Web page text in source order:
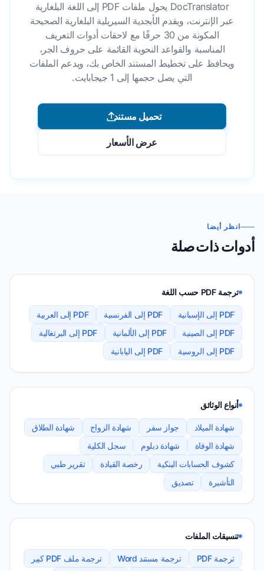
DocTranslator يحول ملفات PDF إلى اللغة البلغارية
عبر الإنترنت، ويقدم الأبجدية السيريلية البلغارية الصحيحة
المكونة من 30 حرفًا مع لاحقات أدوات التعريف
المناسبة والقواعد النحوية القائمة على حروف الجر،
ويحافظ على تخطيط المستند الخاص بك، ويدعم الملفات
التي يصل حجمها إلى 1 جيجابايت.
تحميل مستند
عرض الأسعار
انظر أيضا
أدوات ذات صلة
ترجمة PDF حسب اللغة
PDF إلى الإسبانية PDF إلى الفرنسية
PDF إلى العربية
PDF إلى الصينية
PDF إلى الألمانية
PDF إلى البرتغالية
PDF إلى الروسية
PDF إلى اليابانية
أنواع الوثائق
شهادة الميلاد جواز سفر شهادة الزواج
شهادة الطلاق
شهادة الوفاة
شهادة دبلوم
سجل الكلية
كشوف الحسابات البنكية
رخصة القيادة
تقرير طبي
التأشيرة
تصديق
تنسيقات الملفات
ترجمة PDF ترجمة مستند Word
ترجمة ملف PDF كبير